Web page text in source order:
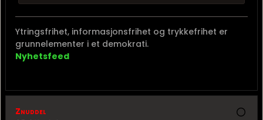
Ytringsfrihet, informasjonsfrihet og trykkefrihet er
grunnelementer i et demokrati.
Nyhetsfeed
Znuddel